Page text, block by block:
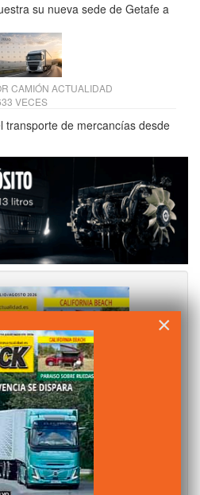
su nueva sede de Getafe a
CAMIÓN ACTUALIDAD
VECES
transporte de mercancías desde
×